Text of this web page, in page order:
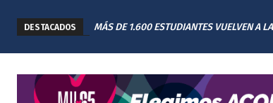
DESTACADOS
MÁS DE 1.600 ESTUDIANTES VUELVEN A